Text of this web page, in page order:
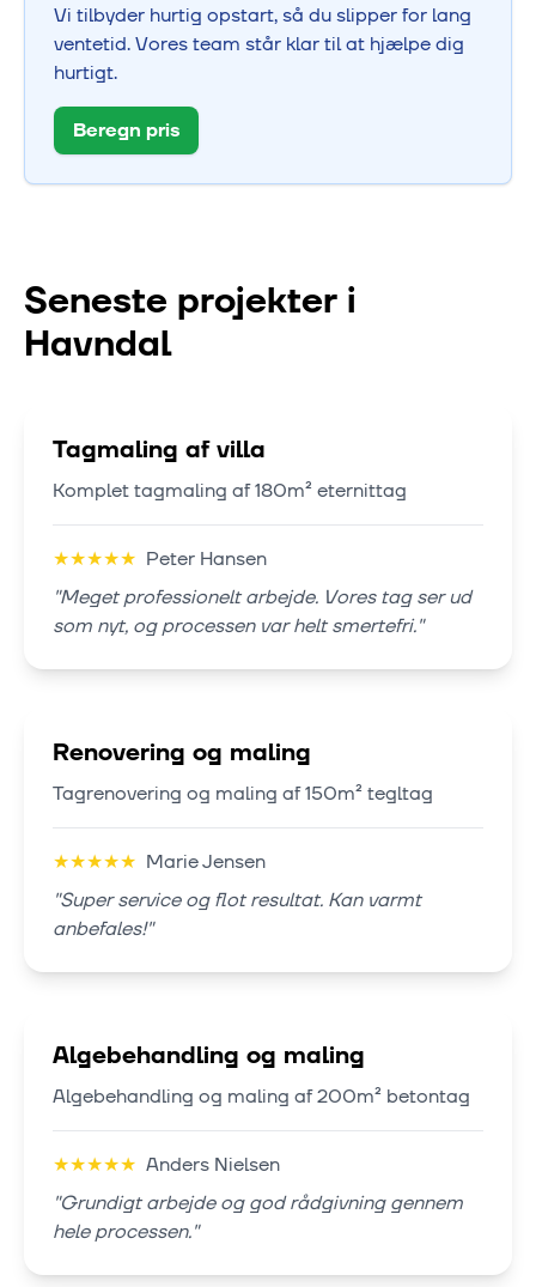
Vi tilbyder hurtig opstart, så du slipper for lang
ventetid. Vores team står klar til at hjælpe dig
hurtigt.
Beregn pris
Seneste projekter i
Havndal
Tagmaling af villa
Komplet tagmaling af 180m² eternittag
★★★★★ Peter Hansen
"Meget professionelt arbejde. Vores tag ser ud
som nyt, og processen var helt smertefri."
Renovering og maling
Tagrenovering og maling af 150m² tegltag
★★★★★ Marie Jensen
"Super service og flot resultat. Kan varmt
anbefales!"
Algebehandling og maling
Algebehandling og maling af 200m² betontag
★★★★★ Anders Nielsen
"Grundigt arbejde og god rådgivning gennem
hele processen."